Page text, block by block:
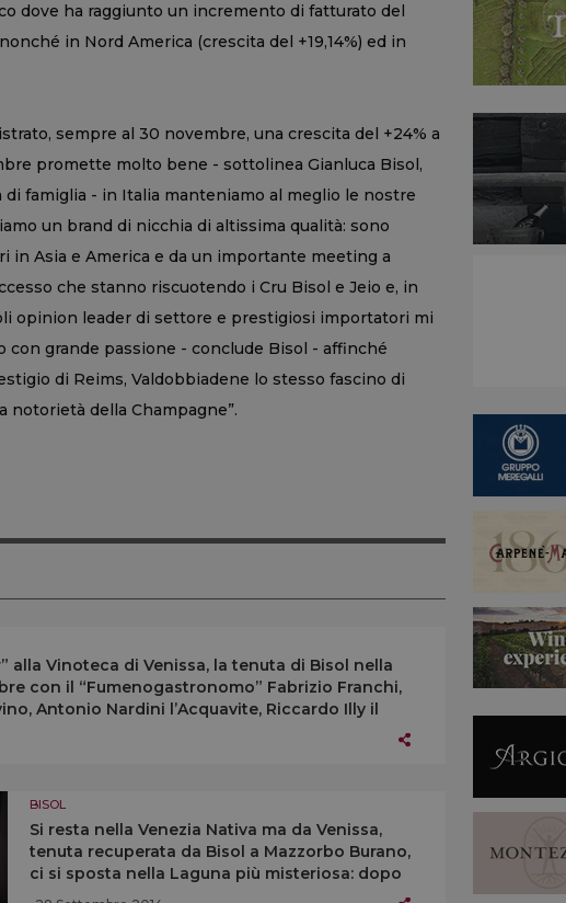
dove ha raggiunto un incremento di fatturato del
in Nord America (crescita del +19,14%) ed in
sempre al 30 novembre, una crescita del +24% a
promette molto bene - sottolinea Gianluca Bisol,
di famiglia - in Italia manteniamo al meglio le nostre
un brand di nicchia di altissima qualità: sono
in Asia e America e da un importante meeting a
che stanno riscuotendo i Cru Bisol e Jeio e, in
opinion leader di settore e prestigiosi importatori mi
con grande passione - conclude Bisol - affinché
di Reims, Valdobbiadene lo stesso fascino di
notorietà della Champagne”.
alla Vinoteca di Venissa, la tenuta di Bisol nella
con il “Fumenogastronomo” Fabrizio Franchi,
Antonio Nardini l’Acquavite, Riccardo Illy il
BISOL
Si resta nella Venezia Nativa ma da Venissa,
tenuta recuperata da Bisol a Mazzorbo Burano,
ci si sposta nella Laguna più misteriosa: dopo
Venissa, bianco dei Dogi, da un vigneto piantato